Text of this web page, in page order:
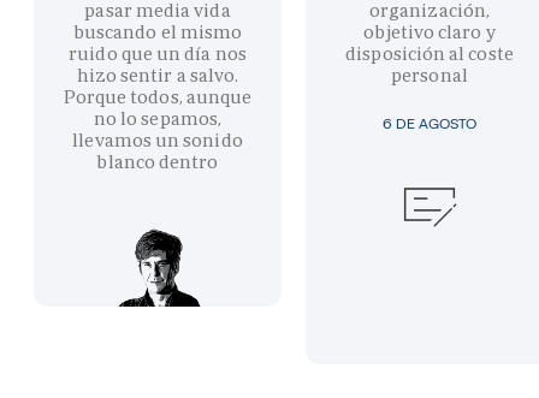
pasar media vida
buscando el mismo
ruido que un día nos
hizo sentir a salvo.
Porque todos, aunque
no lo sepamos,
llevamos un sonido
blanco dentro
6 DE AGOSTO
organización,
objetivo claro y
disposición al coste
personal